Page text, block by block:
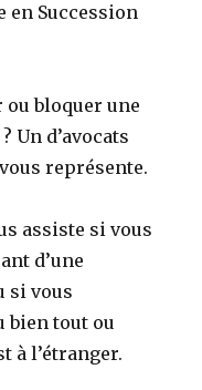
en Succession
ou bloquer une
Un d’avocats
représente.
assiste si vous
d’une
si vous
bien tout ou
à l’étranger.